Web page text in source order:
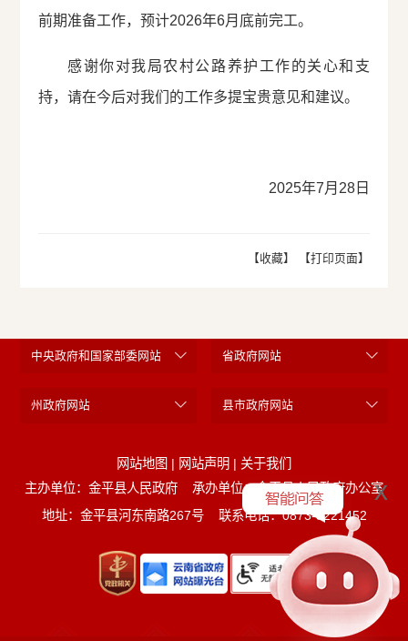
前期准备工作，预计2026年6月底前完工。
感谢你对我局农村公路养护工作的关心和支
持，请在今后对我们的工作多提宝贵意见和建议。
2025年7月28日
【收藏】 【打印页面】
中央政府和国家部委网站 省政府网站
州政府网站 县市政府网站
网站地图 | 网站声明 | 关于我们
主办单位：金平县人民政府
承办单位：金平县人民政府办公室
地址：金平县河东南路267号
联系电话：0873-5221452
x